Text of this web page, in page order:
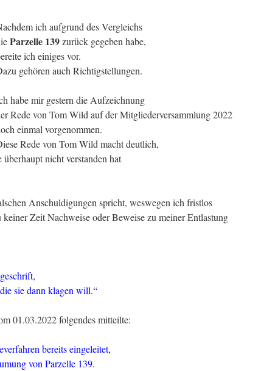
ich aufgrund des Vergleichs
Parzelle 139zurück gegeben habe,
ich einiges vor.
gehören auch Richtigstellungen.
habe mir gestern die Aufzeichnung
Rede von Tom Wild auf der Mitgliederversammlung 2022
einmal vorgenommen.
Rede von Tom Wild macht deutlich,
nicht verstanden hat
Anschuldigungen spricht, weswegen ich fristlos
Zeit Nachweise oder Beweise zu meiner Entlastung
sie dann klagen will.“
01.03.2022 folgendes mitteilte:
bereits eingeleitet,
von Parzelle 139.